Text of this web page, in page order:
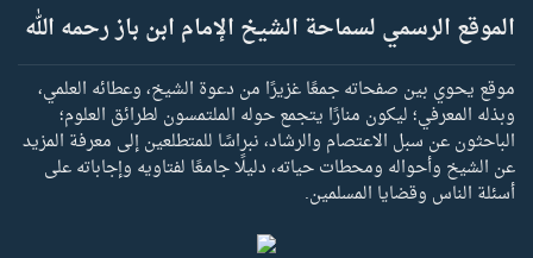
الموقع الرسمي لسماحة الشيخ الإمام ابن باز رحمه الله
موقع يحوي بين صفحاته جمعًا غزيرًا من دعوة الشيخ، وعطائه العلمي،
وبذله المعرفي؛ ليكون منارًا يتجمع حوله الملتمسون لطرائق العلوم؛
الباحثون عن سبل الاعتصام والرشاد، نبراسًا للمتطلعين إلى معرفة المزيد
عن الشيخ وأحواله ومحطات حياته، دليلًا جامعًا لفتاويه وإجاباته على
أسئلة الناس وقضايا المسلمين.